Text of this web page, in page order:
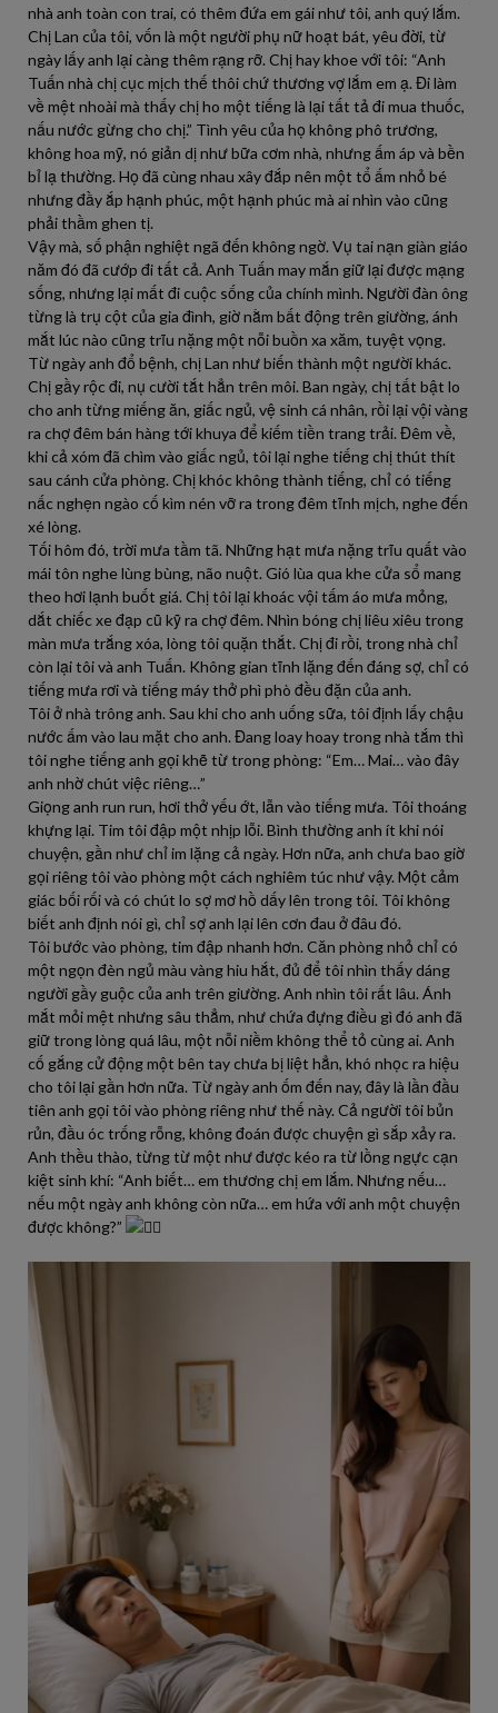
nhà anh toàn con trai, có thêm đứa em gái như tôi, anh quý lắm.
Chị Lan của tôi, vốn là một người phụ nữ hoạt bát, yêu đời, từ
ngày lấy anh lại càng thêm rạng rỡ. Chị hay khoe với tôi: “Anh
Tuấn nhà chị cục mịch thế thôi chứ thương vợ lắm em ạ. Đi làm
về mệt nhoài mà thấy chị ho một tiếng là lại tất tả đi mua thuốc,
nấu nước gừng cho chị.” Tình yêu của họ không phô trương,
không hoa mỹ, nó giản dị như bữa cơm nhà, nhưng ấm áp và bền
bỉ lạ thường. Họ đã cùng nhau xây đắp nên một tổ ấm nhỏ bé
nhưng đầy ắp hạnh phúc, một hạnh phúc mà ai nhìn vào cũng
phải thầm ghen tị.
Vậy mà, số phận nghiệt ngã đến không ngờ. Vụ tai nạn giàn giáo
năm đó đã cướp đi tất cả. Anh Tuấn may mắn giữ lại được mạng
sống, nhưng lại mất đi cuộc sống của chính mình. Người đàn ông
từng là trụ cột của gia đình, giờ nằm bất động trên giường, ánh
mắt lúc nào cũng trĩu nặng một nỗi buồn xa xăm, tuyệt vọng.
Từ ngày anh đổ bệnh, chị Lan như biến thành một người khác.
Chị gầy rộc đi, nụ cười tắt hẳn trên môi. Ban ngày, chị tất bật lo
cho anh từng miếng ăn, giấc ngủ, vệ sinh cá nhân, rồi lại vội vàng
ra chợ đêm bán hàng tới khuya để kiếm tiền trang trải. Đêm về,
khi cả xóm đã chìm vào giấc ngủ, tôi lại nghe tiếng chị thút thít
sau cánh cửa phòng. Chị khóc không thành tiếng, chỉ có tiếng
nấc nghẹn ngào cố kìm nén vỡ ra trong đêm tĩnh mịch, nghe đến
xé lòng.
Tối hôm đó, trời mưa tầm tã. Những hạt mưa nặng trĩu quất vào
mái tôn nghe lùng bùng, não nuột. Gió lùa qua khe cửa sổ mang
theo hơi lạnh buốt giá. Chị tôi lại khoác vội tấm áo mưa mỏng,
dắt chiếc xe đạp cũ kỹ ra chợ đêm. Nhìn bóng chị liêu xiêu trong
màn mưa trắng xóa, lòng tôi quặn thắt. Chị đi rồi, trong nhà chỉ
còn lại tôi và anh Tuấn. Không gian tĩnh lặng đến đáng sợ, chỉ có
tiếng mưa rơi và tiếng máy thở phì phò đều đặn của anh.
Tôi ở nhà trông anh. Sau khi cho anh uống sữa, tôi định lấy chậu
nước ấm vào lau mặt cho anh. Đang loay hoay trong nhà tắm thì
tôi nghe tiếng anh gọi khẽ từ trong phòng: “Em… Mai… vào đây
anh nhờ chút việc riêng…”
Giọng anh run run, hơi thở yếu ớt, lẫn vào tiếng mưa. Tôi thoáng
khựng lại. Tim tôi đập một nhịp lỗi. Bình thường anh ít khi nói
chuyện, gần như chỉ im lặng cả ngày. Hơn nữa, anh chưa bao giờ
gọi riêng tôi vào phòng một cách nghiêm túc như vậy. Một cảm
giác bối rối và có chút lo sợ mơ hồ dấy lên trong tôi. Tôi không
biết anh định nói gì, chỉ sợ anh lại lên cơn đau ở đâu đó.
Tôi bước vào phòng, tim đập nhanh hơn. Căn phòng nhỏ chỉ có
một ngọn đèn ngủ màu vàng hiu hắt, đủ để tôi nhìn thấy dáng
người gầy guộc của anh trên giường. Anh nhìn tôi rất lâu. Ánh
mắt mỏi mệt nhưng sâu thẳm, như chứa đựng điều gì đó anh đã
giữ trong lòng quá lâu, một nỗi niềm không thể tỏ cùng ai. Anh
cố gắng cử động một bên tay chưa bị liệt hẳn, khó nhọc ra hiệu
cho tôi lại gần hơn nữa. Từ ngày anh ốm đến nay, đây là lần đầu
tiên anh gọi tôi vào phòng riêng như thế này. Cả người tôi bủn
rủn, đầu óc trống rỗng, không đoán được chuyện gì sắp xảy ra.
Anh thều thào, từng từ một như được kéo ra từ lồng ngực cạn
kiệt sinh khí: “Anh biết… em thương chị em lắm. Nhưng nếu…
nếu một ngày anh không còn nữa… em hứa với anh một chuyện
được không?”